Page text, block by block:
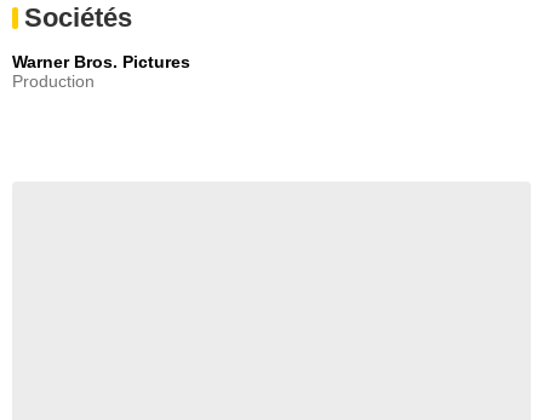
Sociétés
Warner Bros. Pictures
Production